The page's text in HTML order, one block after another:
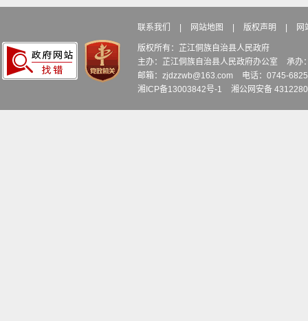
联系我们 | 网站地图 | 版权声明 | 网
版权所有：芷江侗族自治县人民政府
主办：芷江侗族自治县人民政府办公室
承办
邮箱：zjdzzwb@163.com
电话：0745-
湘ICP备13003842号-1
湘公网安备